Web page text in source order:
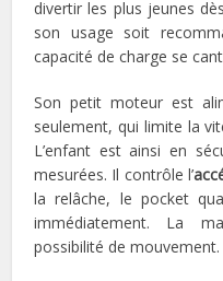
divertir les plus jeunes
son usage soit
capacité de charge se
Son petit moteur est
seulement, qui limite la
L’enfant est ainsi en
mesurées. Il contrôle l’
la relâche, le pocket
immédiatement. La
possibilité de mouvement.